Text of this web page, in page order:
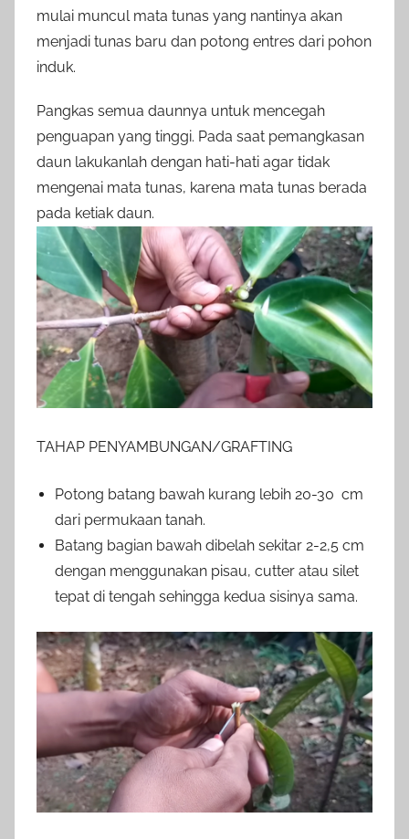
mulai muncul mata tunas yang nantinya akan
menjadi tunas baru dan potong entres dari pohon
induk.
Pangkas semua daunnya untuk mencegah
penguapan yang tinggi. Pada saat pemangkasan
daun lakukanlah dengan hati-hati agar tidak
mengenai mata tunas, karena mata tunas berada
pada ketiak daun.
TAHAP PENYAMBUNGAN/GRAFTING
Potong batang bawah kurang lebih 20-30 cm
dari permukaan tanah.
Batang bagian bawah dibelah sekitar 2-2,5 cm
dengan menggunakan pisau, cutter atau silet
tepat di tengah sehingga kedua sisinya sama.